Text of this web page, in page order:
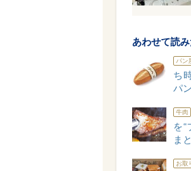
あわせて読
パン
ち
パ
牛肉
を
ま
お取